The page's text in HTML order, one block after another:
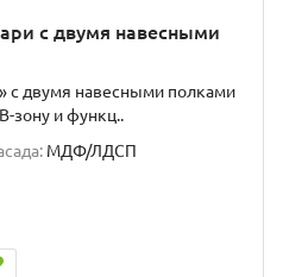
с двумя навесными
с двумя навесными полками
зону и функц..
МДФ/ЛДСП